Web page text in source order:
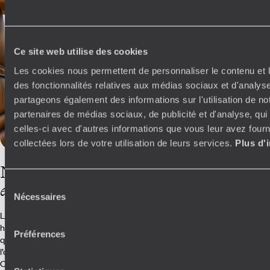
Ce site web utilise des cookies
Les cookies nous permettent de personnaliser le contenu et
des fonctionnalités relatives aux médias sociaux et
partageons également des informations sur l'utilisation de
partenaires de médias sociaux, de publicité et d'analyse,
celles-ci avec d'autres informations que vous leur avez
collectées lors de votre utilisation de leurs services. Plus
Nécessaires
Préférences
Nos conseillers
en Polynésie
La Polynésie, ce sont des îles, beaucoup d’îles, avec chacune une
histoire, une réalité, une singularité. Lesquelles visiter ? Voici un sujet
qui passionne nos spécialistes. Et bien d’autres questions cruciales si
l’on veut faire un voyage en Polynésie qui nous ressemble : où plonger ?
Où dîner ? Où trouver de jolis souvenirs locaux ? Quant aux hôtels, ils